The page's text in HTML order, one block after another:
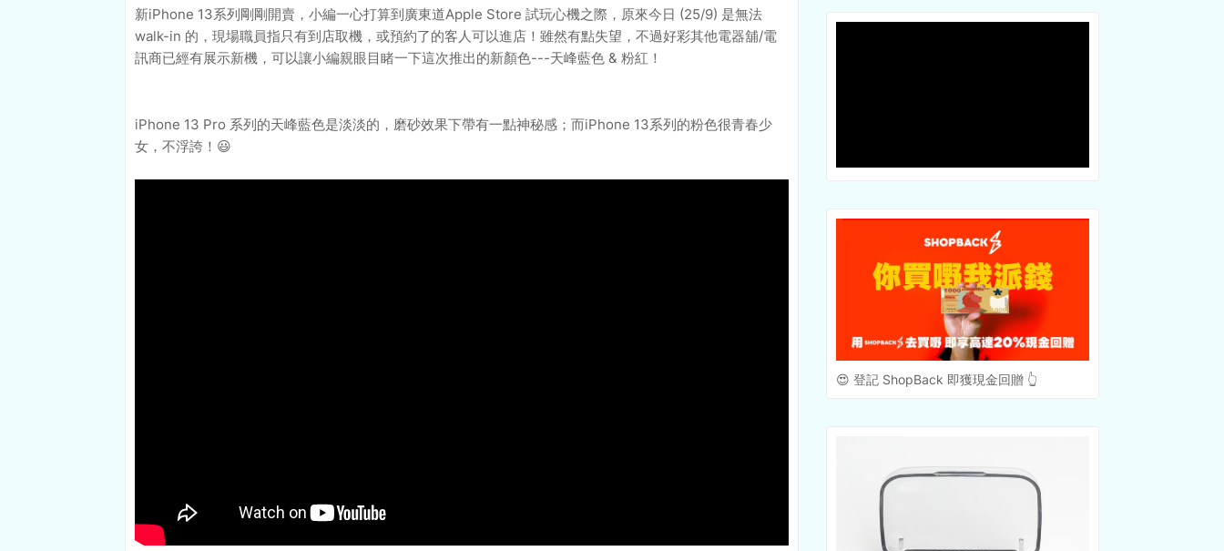
新iPhone 13系列剛剛開賣，小編一心打算到廣東道Apple Store 試玩心機之際，原來今日 (25/9) 是無法
walk-in 的，現場職員指只有到店取機，或預約了的客人可以進店！雖然有點失望，不過好彩其他電器舖/電
訊商已經有展示新機，可以讓小編親眼目睹一下這次推出的新顏色---天峰藍色 & 粉紅！
iPhone 13 Pro 系列的天峰藍色是淡淡的，磨砂效果下帶有一點神秘感；而iPhone 13系列的粉色很青春少
女，不浮誇！😃
😍 登記 ShopBack 即獲現金回贈 👆